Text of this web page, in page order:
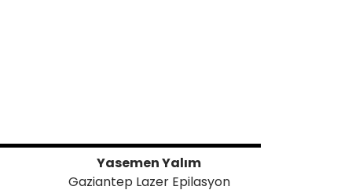
Yasemen Yalım
Gaziantep Lazer Epilasyon